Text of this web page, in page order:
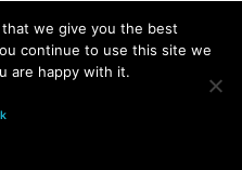
we give you the best
continue to use this site we
are happy with it.